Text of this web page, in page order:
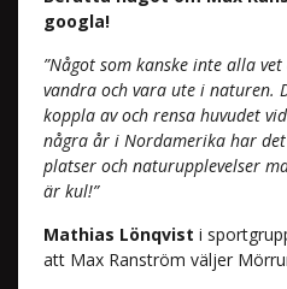
googla!
”Något som kanske inte alla
vandra och vara ute i naturen.
koppla av och rensa huvudet
några år i Nordamerika har
platser och naturupplevelser
är kul!”
Mathias Lönqvist i
att Max Ranström väljer